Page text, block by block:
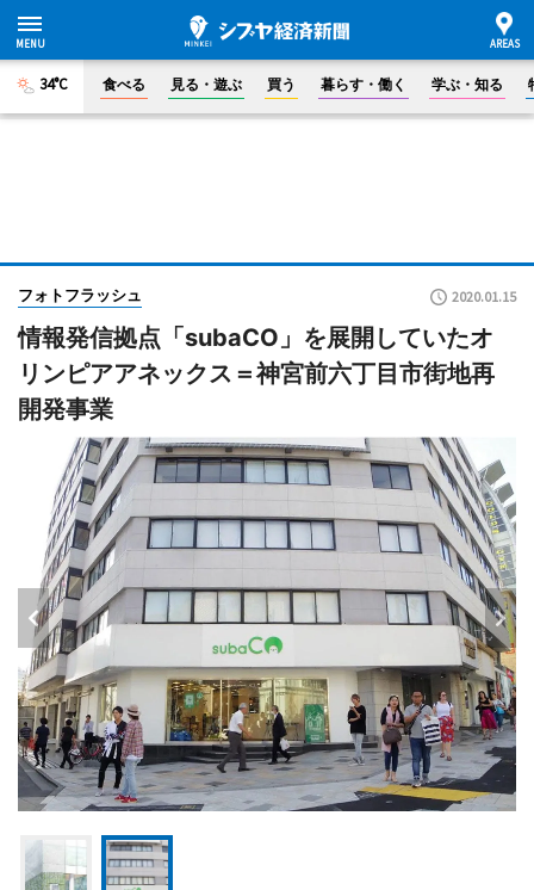
34°C 食べる 見る・遊ぶ 買う 暮らす・働く 学ぶ・知る
フォトフラッシュ 2020.01.15
情報発信拠点「subaCO」を展開していたオ
リンピアアネックス＝神宮前六丁目市街地再
開発事業